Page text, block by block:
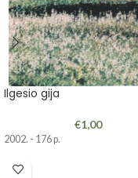
Ilgesio gija
€1,00
2002. - 176 p.